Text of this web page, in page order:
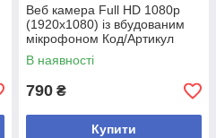
Веб камера Full HD 1080p
(1920x1080) із вбудованим
мікрофоном Код/Артикул
В наявності
790 ₴
Купити